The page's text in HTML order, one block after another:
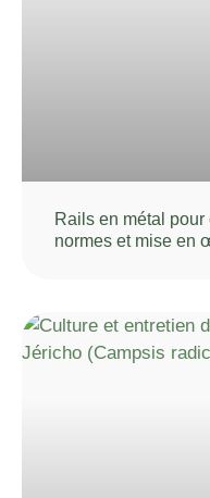
Rails en métal
normes et mise en